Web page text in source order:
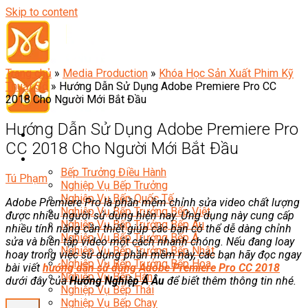
Skip to content
Bếp Trưởng Điều Hành
Nghiệp Vụ Bếp Trưởng
Nghiệp Vụ Bếp Quốc Tế
Nghiệp Vụ Bếp Trưởng Bếp Việt
Nghiệp Vụ Bếp Trưởng Bếp Âu
Nghiệp Vụ Bếp Trưởng Bếp Á
Nghiệp Vụ Bếp Trưởng Bếp Nhật
Nghiệp Vụ Bếp Trưởng Bếp Hoa
Nghiệp Vụ Bếp Hàn
Nghiệp Vụ Bếp Thái
Nghiệp Vụ Bếp Chay
Trang chủ » Media Production » Khóa Học Sản Xuất Phim Kỹ
Thuật Số » Hướng Dẫn Sử Dụng Adobe Premiere Pro CC
2018 Cho Người Mới Bắt Đầu
Hướng Dẫn Sử Dụng Adobe Premiere Pro
CC 2018 Cho Người Mới Bắt Đầu
Tú Phạm
Adobe Premiere Pro là phần mềm chỉnh sửa video chất lượng
được nhiều người sử dụng hiện nay. Ứng dụng này cung cấp
nhiều tính năng cần thiết giúp các bạn có thể dễ dàng chỉnh
sửa và biên tập video một cách nhanh chóng. Nếu đang loay
hoay trong việc sử dụng phần mềm này, các bạn hãy đọc ngay
bài viết hướng dẫn sử dụng Adobe Premiere Pro CC 2018
dưới đây củaHướng Nghiệp Á Âu để biết thêm thông tin nhé.